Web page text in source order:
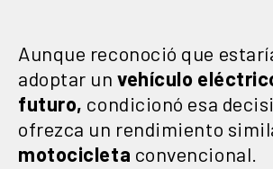
Aunque reconoció que
adoptar unvehículo
futuro, condicionó esa
ofrezca un rendimiento
motocicleta convencional.